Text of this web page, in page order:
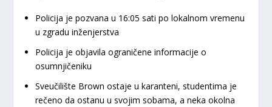
Policija je pozvana u 16:05 sati po lokalnom vremenu
u zgradu inženjerstva
Policija je objavila ograničene informacije o
osumnjičeniku
Sveučilište Brown ostaje u karanteni, studentima je
rečeno da ostanu u svojim sobama, a neka okolna